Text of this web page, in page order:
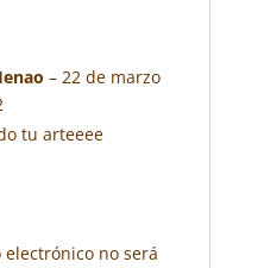
con
– 22 de marzo
tu arteeee
no será